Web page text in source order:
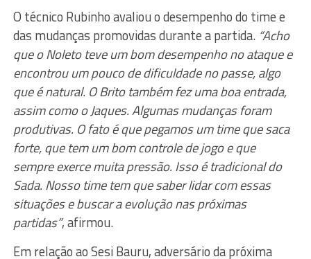
O técnico Rubinho avaliou o desempenho do time e
das mudanças promovidas durante a partida. “Acho
que o Noleto teve um bom desempenho no ataque e
encontrou um pouco de dificuldade no passe, algo
que é natural. O Brito também fez uma boa entrada,
assim como o Jaques. Algumas mudanças foram
produtivas. O fato é que pegamos um time que saca
forte, que tem um bom controle de jogo e que
sempre exerce muita pressão. Isso é tradicional do
Sada. Nosso time tem que saber lidar com essas
situações e buscar a evolução nas próximas
partidas”, afirmou.
Em relação ao Sesi Bauru, adversário da próxima